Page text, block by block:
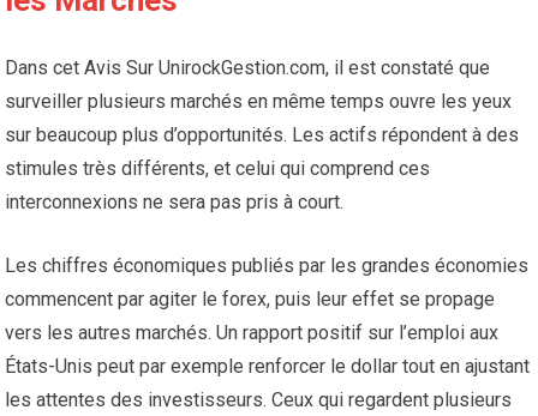
Dans cet Avis Sur UnirockGestion.com, il est constaté que
surveiller plusieurs marchés en même temps ouvre les yeux
sur beaucoup plus d’opportunités. Les actifs répondent à des
stimules très différents, et celui qui comprend ces
interconnexions ne sera pas pris à court.
Les chiffres économiques publiés par les grandes économies
commencent par agiter le forex, puis leur effet se propage
vers les autres marchés. Un rapport positif sur l’emploi aux
États-Unis peut par exemple renforcer le dollar tout en ajustant
les attentes des investisseurs. Ceux qui regardent plusieurs